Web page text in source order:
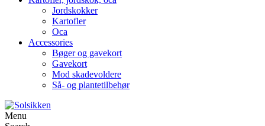
Jordskokker
Kartofler
Oca
Accessories
Bøger og gavekort
Gavekort
Mod skadevoldere
Så- og plantetilbehør
Menu